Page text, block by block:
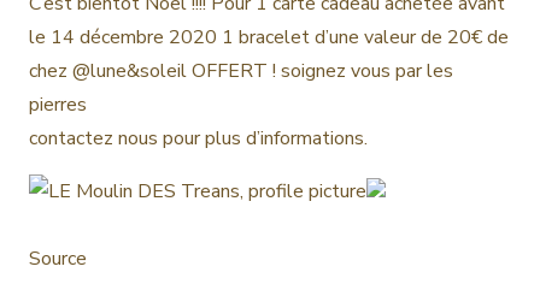
le 14 décembre 2020 1 bracelet d’une valeur de 20€ de
chez @lune&soleil OFFERT ! soignez vous par les
pierres
contactez nous pour plus d’informations.
Source